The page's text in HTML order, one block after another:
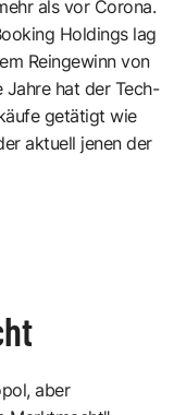
als vor Corona.
Holdings lag
Reingewinn von
Jahre hat der Tech-
getätigt wie
aktuell jenen der
aber